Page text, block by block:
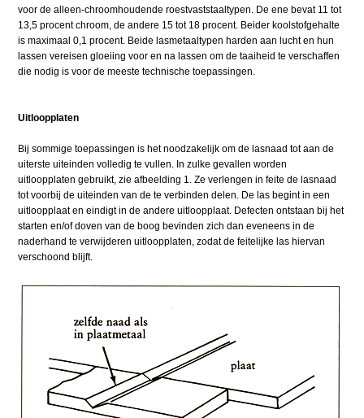
voor de alleen-chroomhoudende roestvaststaaltypen. De ene bevat 11 tot
13,5 procent chroom, de andere 15 tot 18 procent. Beider koolstofgehalte
is maximaal 0,1 procent. Beide lasmetaaltypen harden aan lucht en hun
lassen vereisen gloeiing voor en na lassen om de taaiheid te verschaffen
die nodig is voor de meeste technische toepassingen.
Uitloopplaten
Bij sommige toepassingen is het noodzakelijk om de lasnaad tot aan de
uiterste uiteinden volledig te vullen. In zulke gevallen worden
uitloopplaten gebruikt, zie afbeelding 1. Ze verlengen in feite de lasnaad
tot voorbij de uiteinden van de te verbinden delen. De las begint in een
uitloopplaat en eindigt in de andere uitloopplaat. Defecten ontstaan bij het
starten en/of doven van de boog bevinden zich dan eveneens in de
naderhand te verwijderen uitloopplaten, zodat de feitelijke las hiervan
verschoond blijft.